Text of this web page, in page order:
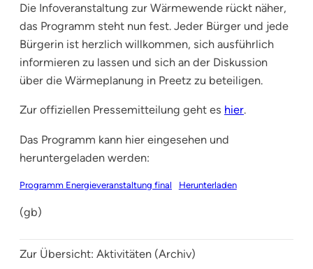
Die Infoveranstaltung zur Wärmewende rückt näher,
das Programm steht nun fest. Jeder Bürger und jede
Bürgerin ist herzlich willkommen, sich ausführlich
informieren zu lassen und sich an der Diskussion
über die Wärmeplanung in Preetz zu beteiligen.
Zur offiziellen Pressemitteilung geht es hier.
Das Programm kann hier eingesehen und
heruntergeladen werden:
Programm Energieveranstaltung final Herunterladen
(gb)
Zur Übersicht: Aktivitäten (Archiv)